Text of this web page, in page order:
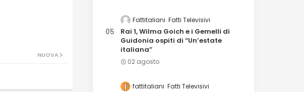
NUOVA
Fattitaliani Fatti Televisivi
Rai 1, Wilma Goich e i Gemelli di
Guidonia ospiti di “Un’estate
italiana”
02 agosto
fattitaliani Fatti Televisivi